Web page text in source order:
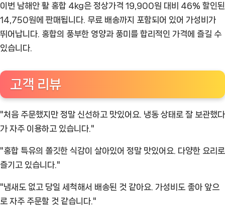
이번 남해안 활 홍합 4kg은 정상가격 19,900원 대비 46% 할인된
14,750원에 판매됩니다. 무료 배송까지 포함되어 있어 가성비가
뛰어납니다. 홍합의 풍부한 영양과 풍미를 합리적인 가격에 즐길 수
있습니다.
고객 리뷰
"처음 주문했지만 정말 신선하고 맛있어요. 냉동 상태로 잘 보관했다
가 자주 이용하고 있습니다."
"홍합 특유의 쫄깃한 식감이 살아있어 정말 맛있어요. 다양한 요리로
즐기고 있습니다."
"냄새도 없고 당일 세척해서 배송된 것 같아요. 가성비도 좋아 앞으
로 자주 주문할 것 같습니다."